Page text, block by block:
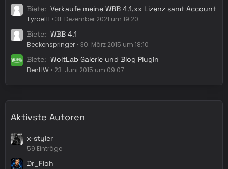
Biete Verkaufe meine WBB 4.1.xx Lizenz samt Account
Tyrael11 31. Dezember 2021 um 19:20
Biete WBB 4.1
Beckenspringer 30. März 2015 um 18:10
Biete WoltLab Galerie und Blog Plugin
BenHW 23. Juni 2015 um 09:07
Aktivste Autoren
x-styler
59 Einträge
Dr_Floh